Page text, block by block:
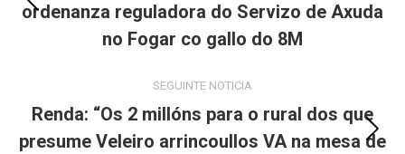
Previous
post:
ordenanza reguladora do Servizo de Axuda
no Fogar co gallo do 8M
SEGUINTE NOTICIA
Next
Renda: “Os 2 millóns para o rural dos que
presume Veleiro arrincoullos VA na mesa de